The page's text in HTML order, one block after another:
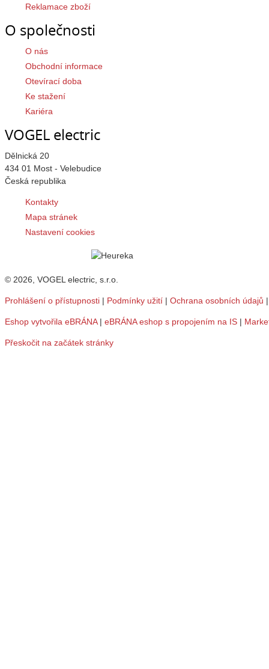
Reklamace zboží
O společnosti
O nás
Obchodní informace
Otevírací doba
Ke stažení
Kariéra
VOGEL electric
Dělnická 20
434 01 Most - Velebudice
Česká republika
Kontakty
Mapa stránek
Nastavení cookies
© 2026, VOGEL electric, s.r.o.
Prohlášení o přístupnosti | Podmínky užití | Ochrana osobních údajů
Eshop vytvořila eBRÁNA| eBRÁNA eshop s propojením na IS |
Přeskočit na začátek stránky